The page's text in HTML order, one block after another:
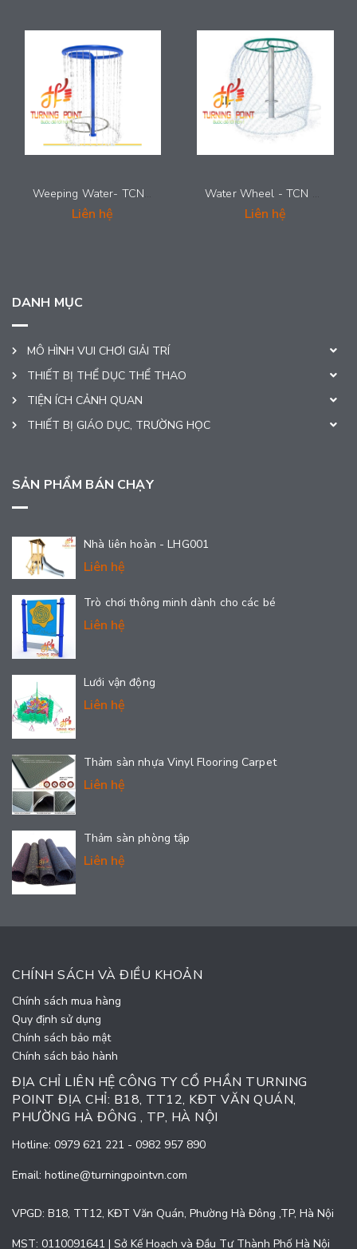
Weeping Water- TCN 0022
Liên hệ
Water Wheel - TCN 0021
Liên hệ
DANH MỤC
MÔ HÌNH VUI CHƠI GIẢI TRÍ
THIẾT BỊ THỂ DỤC THỂ THAO
TIỆN ÍCH CẢNH QUAN
THIẾT BỊ GIÁO DỤC, TRƯỜNG HỌC
SẢN PHẨM BÁN CHẠY
Nhà liên hoàn - LHG001
Liên hệ
Trò chơi thông minh dành cho các bé
Liên hệ
Lưới vận động
Liên hệ
Thảm sàn nhựa Vinyl Flooring Carpet
Liên hệ
Thảm sàn phòng tập
Liên hệ
CHÍNH SÁCH VÀ ĐIỀU KHOẢN
Chính sách mua hàng
Quy định sử dụng
Chính sách bảo mật
Chính sách bảo hành
ĐỊA CHỈ LIÊN HỆ CÔNG TY CỔ PHẦN TURNING
POINT ĐỊA CHỈ: B18, TT12, KĐT VĂN QUÁN,
PHƯỜNG HÀ ĐÔNG , TP, HÀ NỘI
Hotline: 0979 621 221 - 0982 957 890
Email: hotline@turningpointvn.com
VPGD: B18, TT12, KĐT Văn Quán, Phường Hà Đông ,TP, Hà Nội
MST: 0110091641 | Sở Kế Hoạch và Đầu Tư Thành Phố Hà Nội